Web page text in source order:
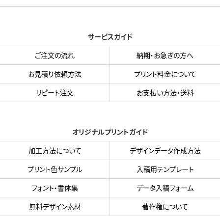
サービスガイド
ご注文の流れ
納期・お急ぎの方へ
お見積り依頼方法
プリント料金について
リピート注文
お支払い方法・送料
オリジナルプリントガイド
加工方法について
デザインデータ作成方法
プリント色サンプル
入稿用テンプレート
フォント・書体集
データ入稿フォーム
無料デザイン素材
著作権について